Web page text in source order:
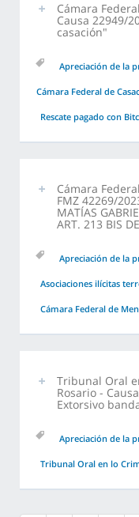
Cámara
Causa 22949/
casación"
Apreciación de la
Cámara Federal de
Rescate pagado con
Cámara
FMZ 42269/
MATÍAS
ART. 213 BIS
Apreciación de la
Asociaciones ilícitas
Cámara Federal de
Tribunal Oral
Rosario -
Extorsivo
Apreciación de la
Tribunal Oral en lo